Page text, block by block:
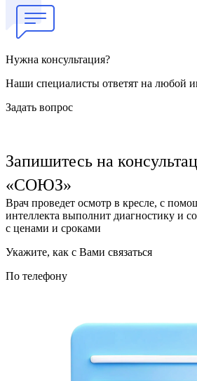
Нужна консультация?
Наши специалисты ответят на любой
Задать вопрос
Запишитесь на
«СОЮЗ»
Врач проведет осмотр в кресле, с
интеллекта выполнит диагностику и
с ценами и сроками
Укажите, как с Вами связаться
По телефону